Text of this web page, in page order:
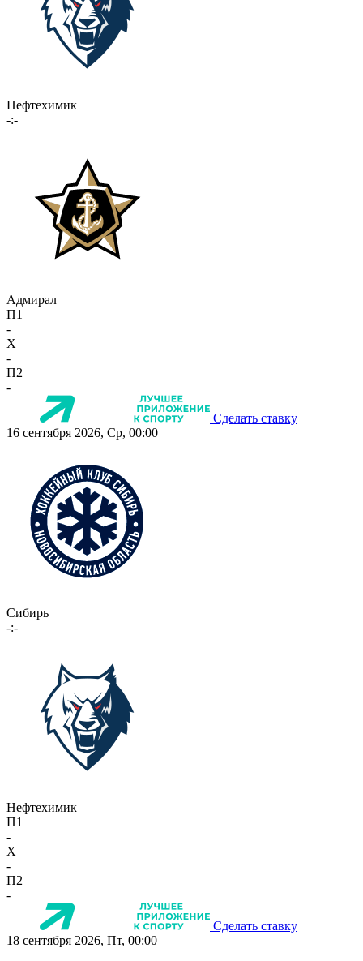
Нефтехимик
-:-
Адмирал
П1
-
X
-
П2
-
Сделать ставку
16 сентября 2026, Ср, 00:00
Сибирь
-:-
Нефтехимик
П1
-
X
-
П2
-
Сделать ставку
18 сентября 2026, Пт, 00:00